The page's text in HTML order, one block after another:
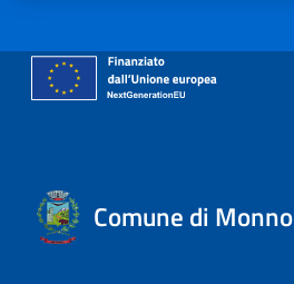
Comune di Monno